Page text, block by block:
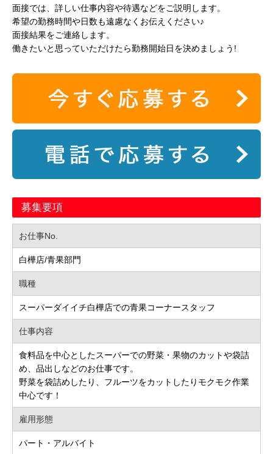
面接では、詳しい仕事内容や待遇などをご説明します。
希望の勤務時間や日数も遠慮なくお伝えください♪
面接結果をご連絡します。
働きたいと思っていただけたら勤務開始日を決めましょう!
募集要項
お仕事No.
白樺店/青果部門
職種
スーパーダイイチ白樺店での青果コーナースタッフ
仕事内容
食料品を中心としたスーパーでの野菜・果物のカットや袋詰
め、品出しなどのお仕事です。
野菜を袋詰めしたり、フルーツをカットしたりモクモク作業
中心です！
雇用形態
パート・アルバイト